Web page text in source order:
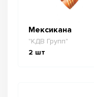
Мексикана
"КДВ Групп"
2 шт